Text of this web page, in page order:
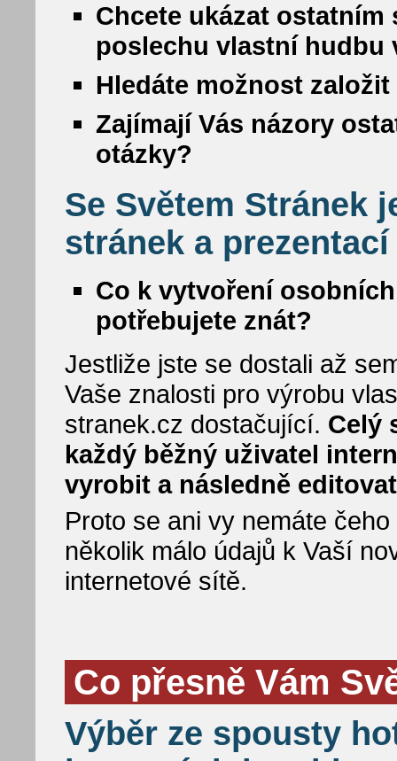
Chcete ukázat
poslechu vlastní hudbu
Hledáte možnost
Zajímají Vás názory
otázky?
Se Světem Stránek
stránek a
Co k vytvoření
potřebujete znát?
Jestliže jste se dostali až
Vaše znalosti pro výrobu
stranek.cz dostačující. Celý
každý běžný uživatel
vyrobit a následně
Proto se ani vy nemáte
několik málo údajů k Vaší
internetové sítě.
Co přesně Vám
Výběr ze spousty